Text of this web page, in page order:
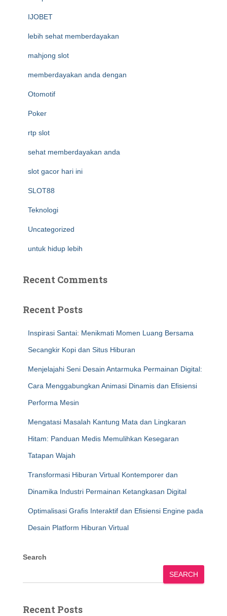
IJOBET
lebih sehat memberdayakan
mahjong slot
memberdayakan anda dengan
Otomotif
Poker
rtp slot
sehat memberdayakan anda
slot gacor hari ini
SLOT88
Teknologi
Uncategorized
untuk hidup lebih
Recent Comments
Recent Posts
Inspirasi Santai: Menikmati Momen Luang Bersama
Secangkir Kopi dan Situs Hiburan
Menjelajahi Seni Desain Antarmuka Permainan Digital:
Cara Menggabungkan Animasi Dinamis dan Efisiensi
Performa Mesin
Mengatasi Masalah Kantung Mata dan Lingkaran
Hitam: Panduan Medis Memulihkan Kesegaran
Tatapan Wajah
Transformasi Hiburan Virtual Kontemporer dan
Dinamika Industri Permainan Ketangkasan Digital
Optimalisasi Grafis Interaktif dan Efisiensi Engine pada
Desain Platform Hiburan Virtual
Search
SEARCH
Recent Posts